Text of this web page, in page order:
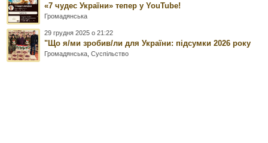
«7 чудес України» тепер у YouTube!
Громадянська
29 грудня 2025 о 21:22
"Що я/ми зробив/ли для України: підсумки 2026 року
Громадянська ,Суспільство